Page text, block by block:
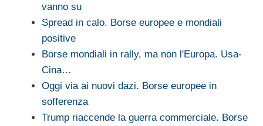
vanno su
Spread in calo. Borse europee e mondiali
positive
Borse mondiali in rally, ma non l'Europa. Usa-
Cina…
Oggi via ai nuovi dazi. Borse europee in
sofferenza
Trump riaccende la guerra commerciale. Borse